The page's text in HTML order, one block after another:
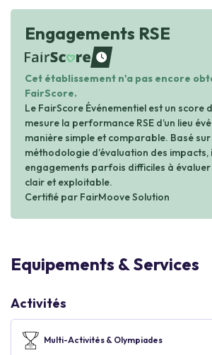
Engagements RSE
waiting
Cet établissement n'a pas encore
FairScore.
Le FairScore Événementiel est un score
mesure la performance RSE d’un lieu
manière simple et comparable. Basé sur
méthodologie d’évaluation des
engagements parfois difficiles à
clair et exploitable.
Certifié par FairMoove Solution
Equipements & Services
Activités
Multi-Activités & Olympiades